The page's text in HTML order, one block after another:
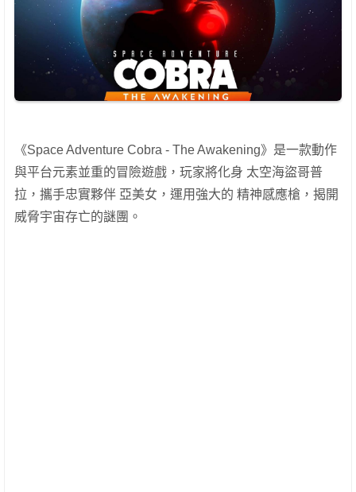
《Space Adventure Cobra - The Awakening》是一款動作
與平台元素並重的冒險遊戲，玩家將化身 太空海盜哥普
拉，攜手忠實夥伴 亞美女，運用強大的 精神感應槍，揭開
威脅宇宙存亡的謎團。